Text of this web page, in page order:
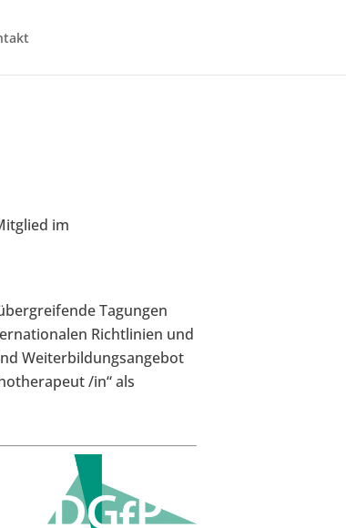
im
Tagungen
Richtlinien und
Weiterbildungsangebot
/in“ als